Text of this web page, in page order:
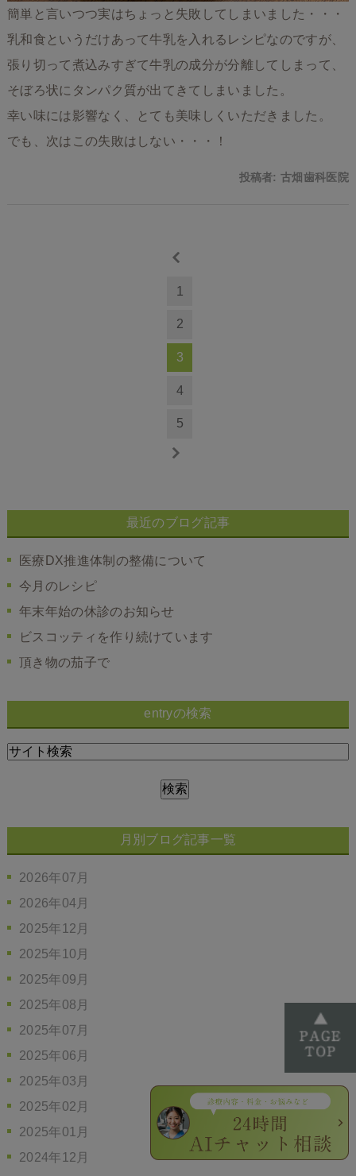
簡単と言いつつ実はちょっと失敗してしまいました・・・
乳和食というだけあって牛乳を入れるレシピなのですが、
張り切って煮込みすぎて牛乳の成分が分離してしまって、
そぼろ状にタンパク質が出てきてしまいました。
幸い味には影響なく、とても美味しくいただきました。
でも、次はこの失敗はしない・・・！
投稿者:古畑歯科医院
1
2
3
4
5
最近のブログ記事
医療DX推進体制の整備について
今月のレシピ
年末年始の休診のお知らせ
ビスコッティを作り続けています
頂き物の茄子で
entryの検索
月別ブログ記事一覧
2026年07月
2026年04月
2025年12月
2025年10月
2025年09月
2025年08月
2025年07月
2025年06月
2025年03月
2025年02月
2025年01月
2024年12月